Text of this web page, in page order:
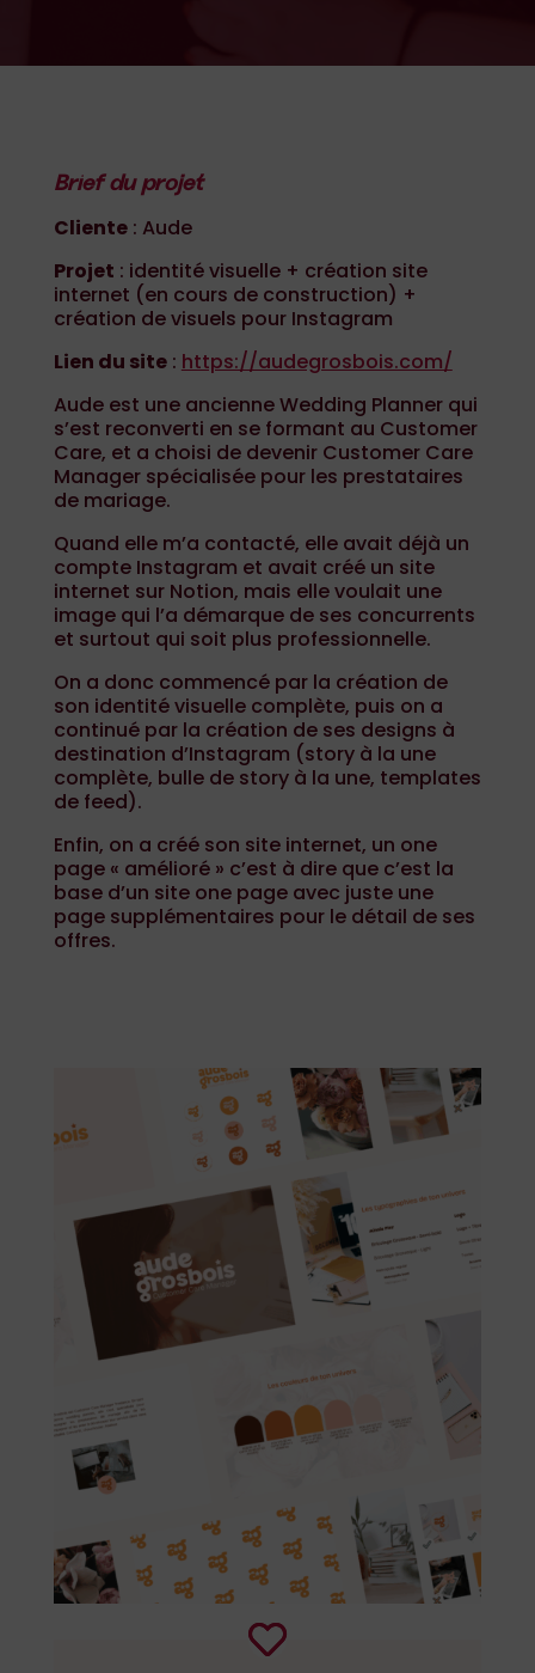
Brief du projet
Cliente: Aude
Projet : identité visuelle + création site
internet (en cours de construction) +
création de visuels pour Instagram
Lien du site: https://audegrosbois.com/
Aude est une ancienne Wedding Planner qui
s’est reconverti en se formant au Customer
Care, et a choisi de devenir Customer Care
Manager spécialisée pour les prestataires
de mariage.
Quand elle m’a contacté, elle avait déjà un
compte Instagram et avait créé un site
internet sur Notion, mais elle voulait une
image qui l’a démarque de ses concurrents
et surtout qui soit plus professionnelle.
On a donc commencé par la création de
son identité visuelle complète, puis on a
continué par la création de ses designs à
destination d’Instagram (story à la une
complète, bulle de story à la une, templates
de feed).
Enfin, on a créé son site internet, un one
page « amélioré » c’est à dire que c’est la
base d’un site one page avec juste une
page supplémentaires pour le détail de ses
offres.